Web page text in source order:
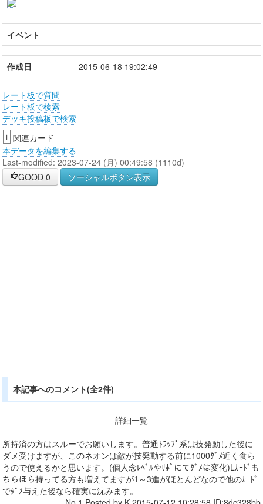
イベント
作成日 2015-06-18 19:02:49
レート板で質問
レート板で検索
デッキ投稿板で検索
+ 関連カード
本データを編集する
Last-modified: 2023-07-24 (月) 00:49:58 (1110d)
GOOD 0 ソーシャルボタン表示
本記事へのコメント(全2件)
詳細一覧
所持済の方はスルーでお願いします。普通ﾄﾗｯﾌﾟ系は技発動した後に
ダメ受けますが、このネオンは敵が技発動する前に1000ﾀﾞﾒ近く食ら
うので使えるかと思います。(個人念ﾚﾍﾞﾙやｻﾎﾟにてﾀﾞﾒは変化)Lｶｰﾄﾞも
ちらほら持ってる方も増えてますが1～3進がほとんどなので他のｶｰﾄﾞ
でﾀﾞﾒ与えた後なら確実に沈みます。